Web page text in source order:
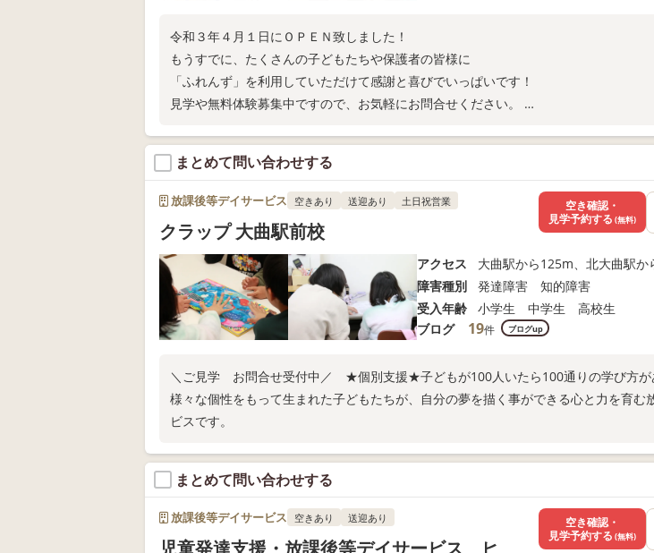
令和３年４月１日にＯＰＥＮ致しました！
もうすでに、たくさんの子どもたちや保護者の皆様に
「ふれんず」を利用していただけて感謝と喜びでいっぱいです！
見学や無料体験募集中ですので、お気軽にお問合せください。
まとめて問い合わせする
放課後等デイサービス 空きあり 送迎あり 土日祝営業
クラップ 大曲駅前校
アクセス
大曲駅から125m、北大曲駅か
障害種別
発達障害 知的障害
受入年齢
小学生 中学生 高校生
ブログ
19件 ブログup
＼ご見学 お問合せ受付中／ ★個別支援★子どもが100人いたら100通りの学び方が
様々な個性をもって生まれた子どもたちが、自分の夢を描く事ができる心と力を育む
ビスです。
空き確認・
見学予約する (無料)
まとめて問い合わせする
放課後等デイサービス 空きあり 送迎あり
児童発達支援・放課後等デイサービス ヒ
空き確認・
見学予約する (無料)